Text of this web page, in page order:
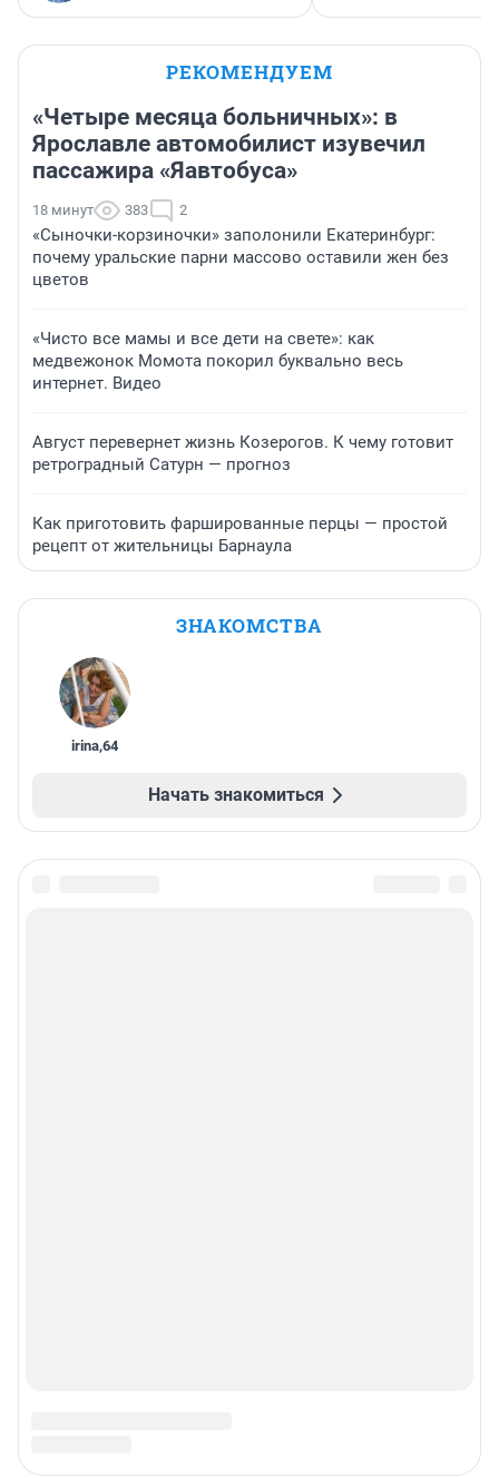
РЕКОМЕНДУЕМ
«Четыре месяца больничных»: в
Ярославле автомобилист изувечил
пассажира «Яавтобуса»
18 минут 383 2
«Сыночки-корзиночки» заполонили Екатеринбург:
почему уральские парни массово оставили жен без
цветов
«Чисто все мамы и все дети на свете»: как
медвежонок Момота покорил буквально весь
интернет. Видео
Август перевернет жизнь Козерогов. К чему готовит
ретроградный Сатурн — прогноз
Как приготовить фаршированные перцы — простой
рецепт от жительницы Барнаула
ЗНАКОМСТВА
irina,64
Начать знакомиться